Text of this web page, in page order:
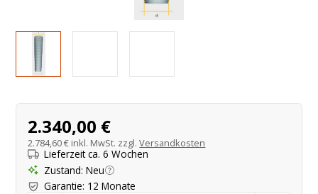
Produktangebot
2.340,00 €
2.784,60 € inkl. MwSt. zzgl.Versandkosten
Lieferzeit ca. 6 Wochen
Zustand: Neu
Garantie: 12 Monate